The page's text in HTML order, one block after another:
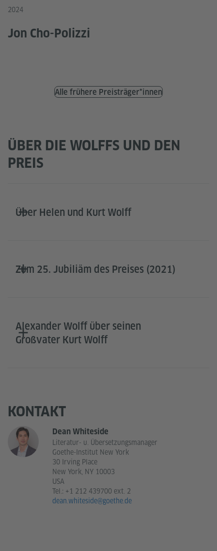
2024
Jon Cho-Polizzi
Alle frühere Preisträger*innen
ÜBER DIE WOLFFS UND DEN
PREIS
Über Helen und Kurt Wolff
Zum 25. Jubiliäm des Preises (2021)
Alexander Wolff über seinen
Großvater Kurt Wolff
KONTAKT
Dean Whiteside
Literatur- u. Übersetzungsmanager
Goethe-Institut New York
30 Irving Place
New York, NY 10003
USA
Tel.: +1 212 439700 ext. 2
dean.whiteside@goethe.de